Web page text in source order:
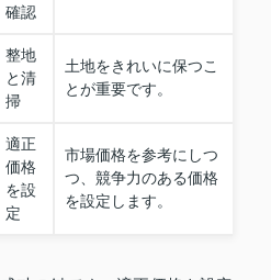
確認
整地
と清
掃
土地をきれいに保つこ
とが重要です。
適正
価格
を設
定
市場価格を参考にしつ
つ、競争力のある価格
を設定します。